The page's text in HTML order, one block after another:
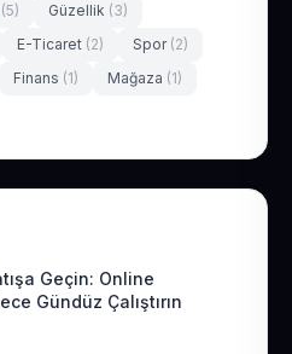
(5) Güzellik (3)
E-Ticaret (2) Spor (2)
Finans (1) Mağaza (1)
Geçin: Online
Gündüz Çalıştırın